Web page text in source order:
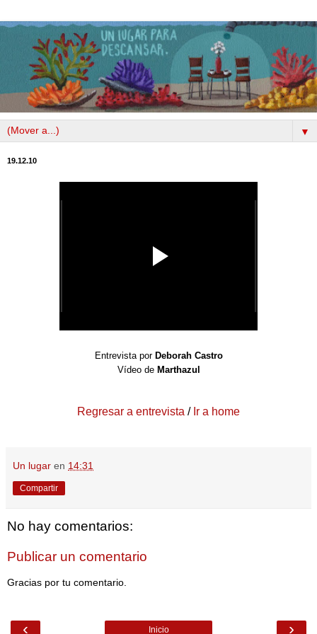
▼
19.12.10
Entrevista por Deborah Castro
Vídeo deMarthazul
Regresar a entrevista / Ir a home
Un lugar en 14:31
Compartir
No hay comentarios:
Publicar un comentario
Gracias por tu comentario.
‹ ›
Inicio